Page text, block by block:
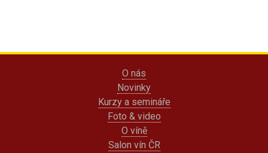
O nás
Novinky
Kurzy a semináře
Foto & video
O víně
Salon vín ČR